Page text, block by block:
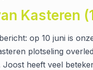
op 10 juni is
plotseling
Joost heeft veel